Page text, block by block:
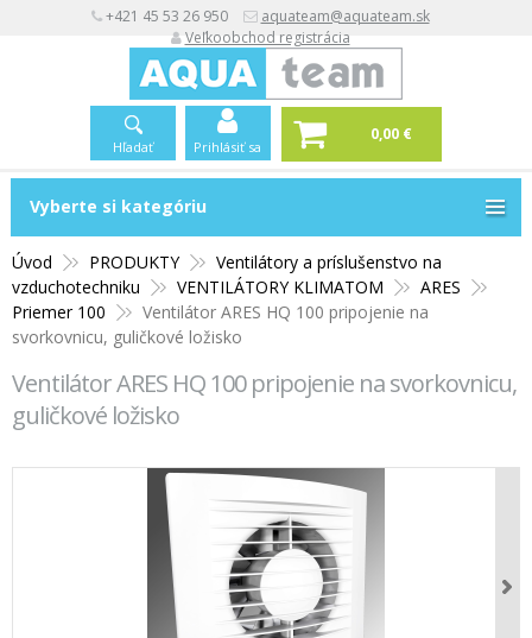
+421 45 53 26 950
aquateam@aquateam.sk
Veľkoobchod registrácia
Hľadať Prihlásiť sa
0,00 €
Vyberte si kategóriu
Úvod PRODUKTY
Ventilátory a príslušenstvo na
vzduchotechniku
VENTILÁTORY KLIMATOM
ARES
Priemer 100
Ventilátor ARES HQ 100 pripojenie na
svorkovnicu, guličkové ložisko
Ventilátor ARES HQ 100 pripojenie na svorkovnicu,
guličkové ložisko
Vyberte si kategóriu